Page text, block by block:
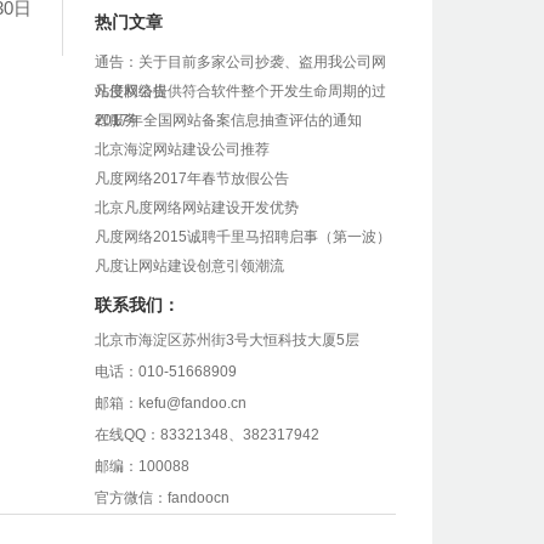
日
热门文章
通告：关于目前多家公司抄袭、盗用我公司网
站侵权公告
凡度网络提供符合软件整个开发生命周期的过
程服务
2017年全国网站备案信息抽查评估的通知
北京海淀网站建设公司推荐
凡度网络2017年春节放假公告
北京凡度网络网站建设开发优势
凡度网络2015诚聘千里马招聘启事（第一波）
凡度让网站建设创意引领潮流
联系我们：
北京市海淀区苏州街3号大恒科技大厦5层
电话：010-51668909
邮箱：kefu@fandoo.cn
在线QQ：83321348、382317942
邮编：100088
官方微信：fandoocn